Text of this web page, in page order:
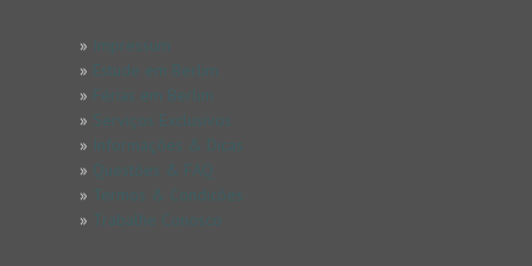
»
»
»
»
»
»
»
»